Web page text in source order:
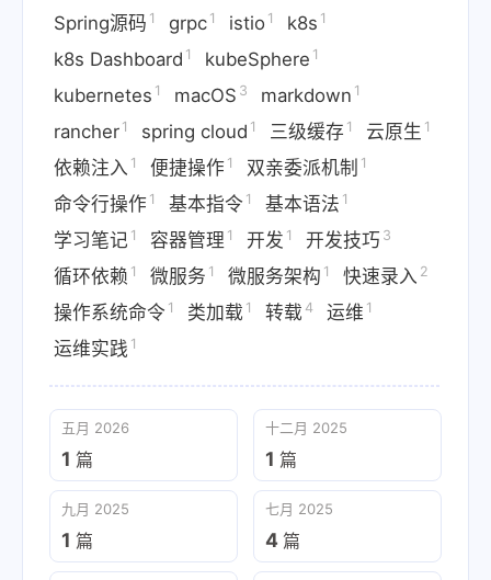
Spring源码 1 grpc 1 istio 1 k8s 1
k8s Dashboard 1 kubeSphere 1
kubernetes 1 macOS 3 markdown 1
rancher 1 spring cloud 1 三级缓存 1 云原生 1
依赖注入 1 便捷操作 1 双亲委派机制 1
命令行操作 1 基本指令 1 基本语法 1
学习笔记 1 容器管理 1 开发 1 开发技巧 3
循环依赖 1 微服务 1 微服务架构 1 快速录入 2
操作系统命令 1 类加载 1 转载 4 运维 1
运维实践 1
五月 2026
1 篇
十二月 2025
1 篇
九月 2025
1 篇
七月 2025
4 篇